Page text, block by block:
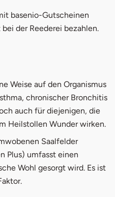
basenio-Gutscheinen
der Reederei bezahlen.
Weise auf den Organismus
chronischer Bronchitis
auch für diejenigen, die
Heilstollen Wunder wirken.
Saalfelder
Plus) umfasst einen
Wohl gesorgt wird. Es ist